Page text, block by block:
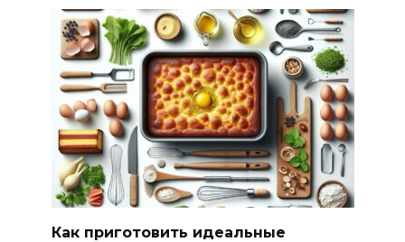
Как приготовить идеальные